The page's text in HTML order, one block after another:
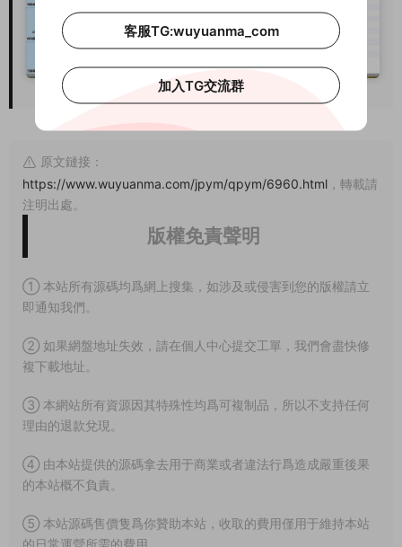
原文鏈接：
https://www.wuyuanma.com/jpym/qpym/6960.html ，轉載請
注明出處。
版權免責聲明
① 本站所有源碼均爲網上搜集，如涉及或侵害到您的版權請立
即通知我們。
② 如果網盤地址失效，請在個人中心提交工單，我們會盡快修
複下載地址。
③ 本網站所有資源因其特殊性均爲可複制品，所以不支持任何
理由的退款兌現。
④ 由本站提供的源碼拿去用于商業或者違法行爲造成嚴重後果
的本站概不負責。
⑤ 本站源碼售價隻爲你贊助本站，收取的費用僅用于維持本站
的日常運營所需的費用。
客服TG:wuyuanma_com
加入TG交流群